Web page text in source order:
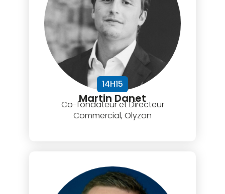
14H15
Martin Danet
Co-fondateur et Directeur
Commercial, Olyzon